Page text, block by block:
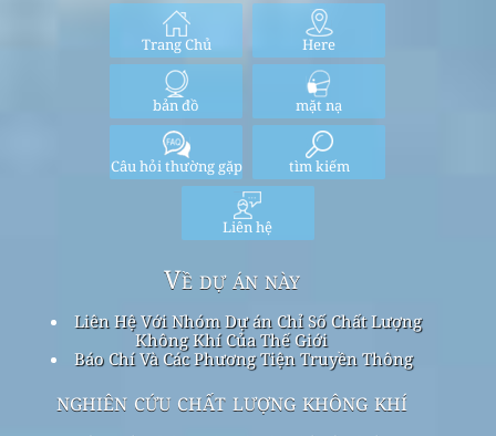
Trang Chủ Here
bản đồ mặt nạ
Câu hỏi thường gặp tìm kiếm
Liên hệ
Về dự án này
Liên Hệ Với Nhóm Dự án Chỉ Số Chất Lượng
Không Khí Của Thế Giới
Báo Chí Và Các Phương Tiện Truyền Thông
nghiên cứu chất lượng không khí